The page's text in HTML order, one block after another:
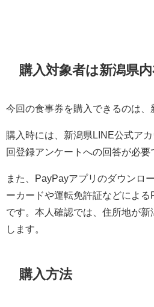
購入対象者は新潟県
今回の食事券を購入できるのは、
購入時には、新潟県LINE公式ア
回登録アンケートへの回答が必要
また、PayPayアプリのダウンロ
ーカードや運転免許証などによ
です。本人確認では、住所地が
します。
購入方法